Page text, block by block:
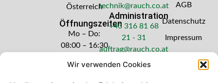
Wir verwenden Cookies
Österreich
Öffnungszeiten
Mo – Do:
08:00 – 16:30
Freitag: 08:00
technik@rauch.co.at
Administration
+43 316 81 68
21 - 31
auftrag@rauch.co.at
AGB
Datenschutz
Impressum